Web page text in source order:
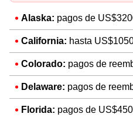
Alaska: pagos de
California: hasta
Colorado: pagos de
Delaware: pagos de
Florida: pagos de US$450